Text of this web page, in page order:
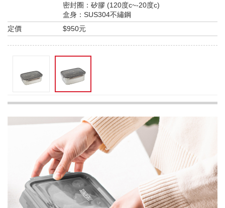
密封圈：矽膠 (120度c~-20度c)
盒身：SUS304不繡鋼
定價
$950元